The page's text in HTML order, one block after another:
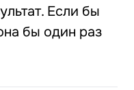
Если бы
бы один раз